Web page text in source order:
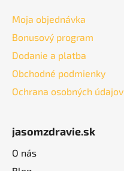
Moja objednávka
Bonusový program
Dodanie a platba
Obchodné podmienky
Ochrana osobných údajov
jasomzdravie.sk
O nás